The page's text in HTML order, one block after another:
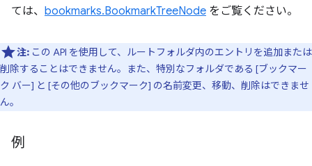
ては、 bookmarks.BookmarkTreeNode をご覧ください。
注: この API を使用して、ルートフォルダ内のエントリを追加または
削除することはできません。また、特別なフォルダである [ブックマー
ク バー] と [その他のブックマーク] の名前変更、移動、削除はできませ
ん。
例